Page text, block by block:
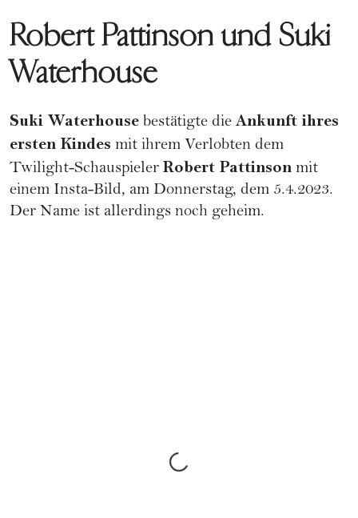
Robert Pattinson und Suki
Waterhouse
Suki Waterhouse bestätigte die Ankunft ihres
ersten Kindes mit ihrem Verlobten dem
Twilight-Schauspieler Robert Pattinson mit
einem Insta-Bild, am Donnerstag, dem 5.4.2023.
Der Name ist allerdings noch geheim.